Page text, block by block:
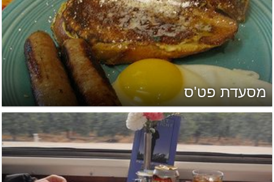
מסעדת פט'ס